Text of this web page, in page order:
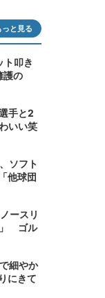
っと見る
ト叩き
護の
手と2
いい笑
ソフト
他球団
ースリ
」 ゴル
細やか
にきて